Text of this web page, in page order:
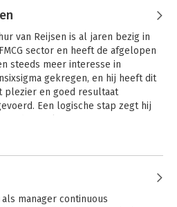
van Reijsen is al jaren bezig in
sector en heeft de afgelopen
steeds meer interesse in
gekregen, en hij heeft dit
plezier en goed resultaat
Een logische stap zegt hij
en heeft uiteindelijk de
mogen verzorgen. Maar met
manager continuous